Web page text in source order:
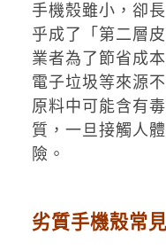
手機殼雖小，卻
乎成了「第二層
業者為了節省成
電子垃圾等來源
原料中可能含有
質，一旦接觸人
險。
劣質手機殼常